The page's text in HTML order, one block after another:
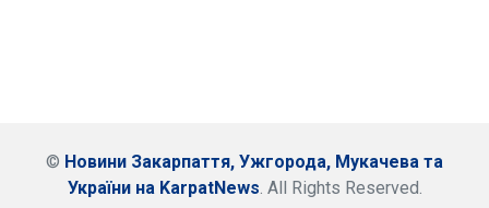
© Новини Закарпаття, Ужгорода, Мукачева та
України на KarpatNews. All Rights Reserved.